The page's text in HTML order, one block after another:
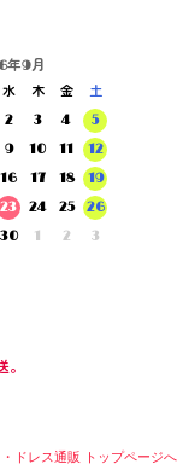
年9月
水 木 金
土
2 3 4
5
9 10 11
12
16 17 18
19
23 24 25
26
30 1 2 3
。
ドレス通販 トップページへ